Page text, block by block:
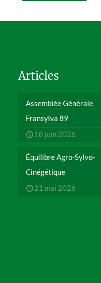
Articles
Assemblée Générale
Fransylva 89
18 juin 2026
Équilibre Agro-Sylvo-
Cinégétique
21 mai 2026